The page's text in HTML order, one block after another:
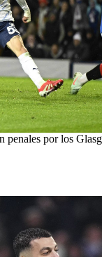
penales por los